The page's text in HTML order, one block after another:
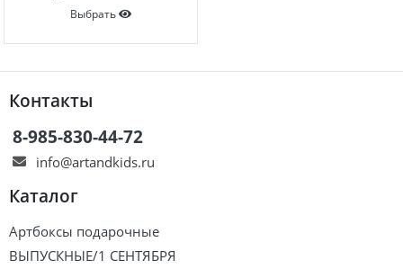
Выбрать
Контакты
8-985-830-44-72
info@artandkids.ru
Каталог
Артбоксы подарочные
ВЫПУСКНЫЕ/1 СЕНТЯБРЯ